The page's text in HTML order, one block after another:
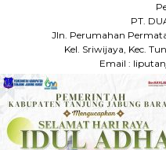
PT.
Jln. Perumahan
Kel. Sriwijaya, Kec.
Email :
HP +62